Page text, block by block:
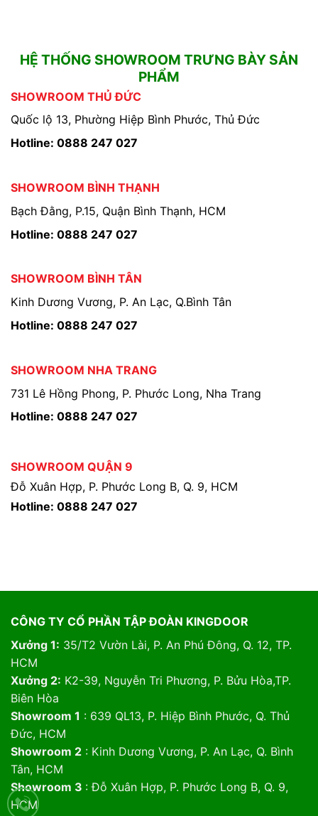
HỆ THỐNG SHOWROOM TRƯNG BÀY SẢN
PHẨM
SHOWROOM THỦ ĐỨC
Quốc lộ 13, Phường Hiệp Bình Phước, Thủ Đức
Hotline: 0888 247 027
SHOWROOM BÌNH THẠNH
Bạch Đằng, P.15, Quận Bình Thạnh, HCM
Hotline: 0888 247 027
SHOWROOM BÌNH TÂN
Kinh Dương Vương, P. An Lạc, Q.Bình Tân
Hotline: 0888 247 027
SHOWROOM NHA TRANG
731 Lê Hồng Phong, P. Phước Long, Nha Trang
Hotline: 0888 247 027
SHOWROOM QUẬN 9
Đỗ Xuân Hợp, P. Phước Long B, Q. 9, HCM
Hotline: 0888 247 027
CÔNG TY CỔ PHẦN TẬP ĐOÀN KINGDOOR
Xưởng 1: 35/T2 Vườn Lài, P. An Phú Đông, Q. 12, TP.
HCM
Xưởng 2: K2-39, Nguyễn Tri Phương, P. Bửu Hòa,TP.
Biên Hòa
Showroom 1 : 639 QL13, P. Hiệp Bình Phước, Q. Thủ
Đức, HCM
Showroom 2: Kinh Dương Vương, P. An Lạc, Q. Bình
Tân, HCM
Showroom 3 : Đỗ Xuân Hợp, P. Phước Long B, Q. 9,
HCM